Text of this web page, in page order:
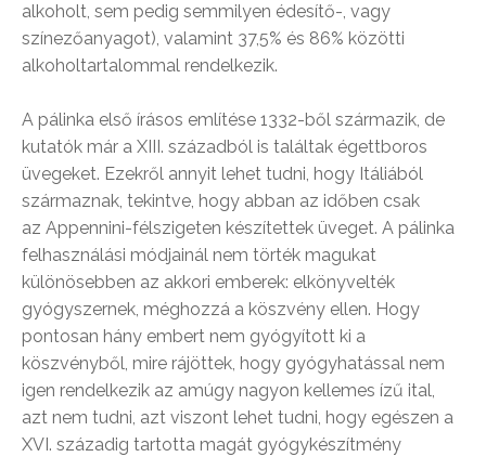
alkoholt, sem pedig semmilyen édesítő-, vagy
színezőanyagot), valamint 37,5% és 86% közötti
alkoholtartalommal rendelkezik.
A pálinka első írásos említése 1332-ből származik, de
kutatók már a XIII. századból is találtak égettboros
üvegeket. Ezekről annyit lehet tudni, hogy Itáliából
származnak, tekintve, hogy abban az időben csak
az Appennini-félszigeten készítettek üveget. A pálinka
felhasználási módjainál nem törték magukat
különösebben az akkori emberek: elkönyvelték
gyógyszernek, méghozzá a köszvény ellen. Hogy
pontosan hány embert nem gyógyított ki a
köszvényből, mire rájöttek, hogy gyógyhatással nem
igen rendelkezik az amúgy nagyon kellemes ízű ital,
azt nem tudni, azt viszont lehet tudni, hogy egészen a
XVI. századig tartotta magát gyógykészítmény